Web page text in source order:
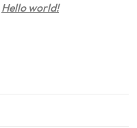
Hello world!